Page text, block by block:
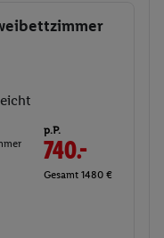
p.P.
740.-
Gesamt 1480 €